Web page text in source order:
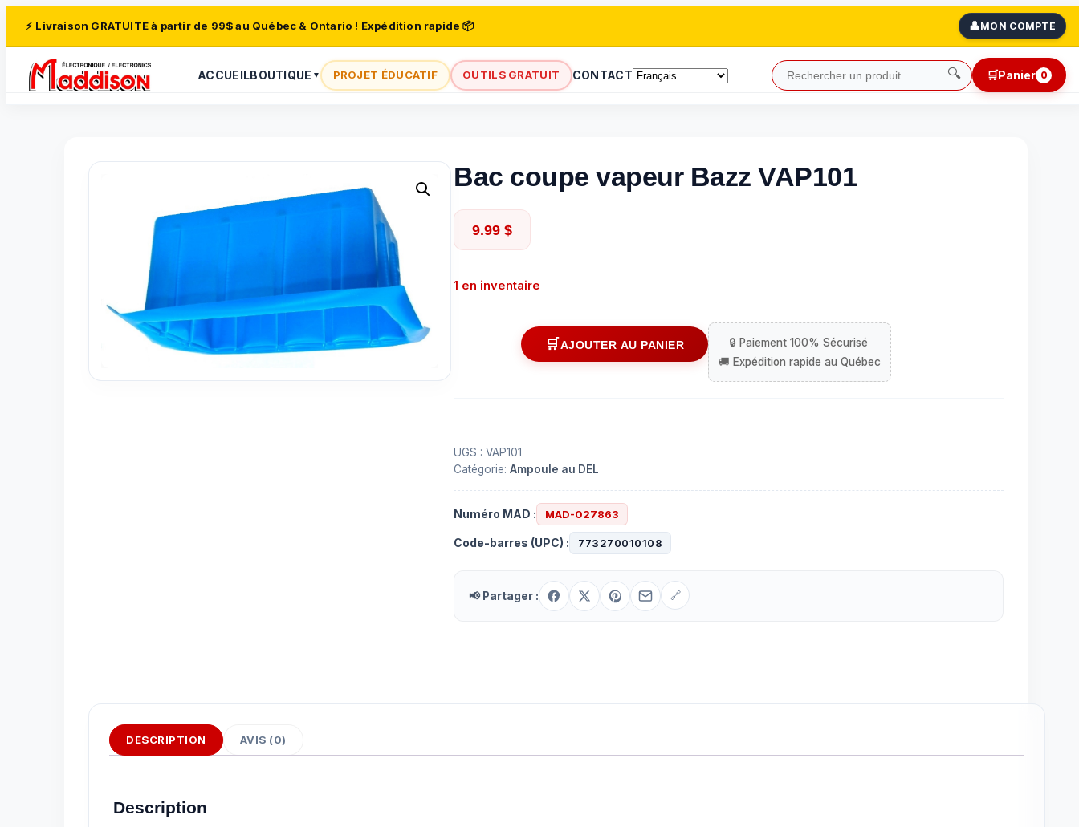
⚡ Livraison GRATUITE à partir de 99$ au Québec & Ontario ! Expédition rapide 📦 👤MON COMPTE
ACCUEILBOUTIQUE ▼ PROJET ÉDUCATIF OUTILS GRATUIT CONTACT 🔍 🛒Panier 0
Bac coupe vapeur Bazz VAP101
9.99 $
1 en inventaire
Bazz
VAP101
AJOUTER AU PANIER
UGS : VAP101
Catégorie: Ampoule au DEL
Numéro MAD : MAD-027863
Code-barres (UPC) : 773270010108
📢 Partager : 🔗
DESCRIPTION AVIS (0)
Description